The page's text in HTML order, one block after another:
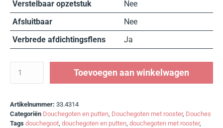
Verstelbaar opzetstuk
Nee
Afsluitbaar
Nee
Verbrede afdichtingsflens
Ja
Toevoegen aan winkelwagen
Artikelnummer: 33.4314
Categoriën Douchegoten en putten Douchegoten met rooster, Douches
Tags douchegoot douchegoten en putten douchegoten met rooster,